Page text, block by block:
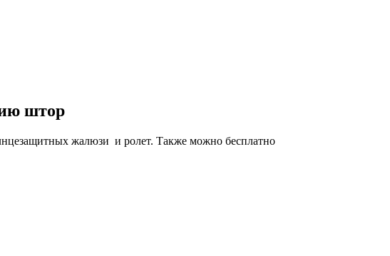
штор
жалюзи и ролет. Также можно бесплатно